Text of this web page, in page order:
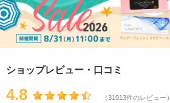
ショップレビュー・口コミ
4.8 （31013件のレビュー）